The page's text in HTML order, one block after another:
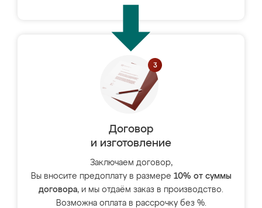
Договор
и изготовление
Заключаем договор,
Вы вносите предоплату в размере 10% от суммы
договора, и мы отдаём заказ в производство.
Возможна оплата в рассрочку без %.